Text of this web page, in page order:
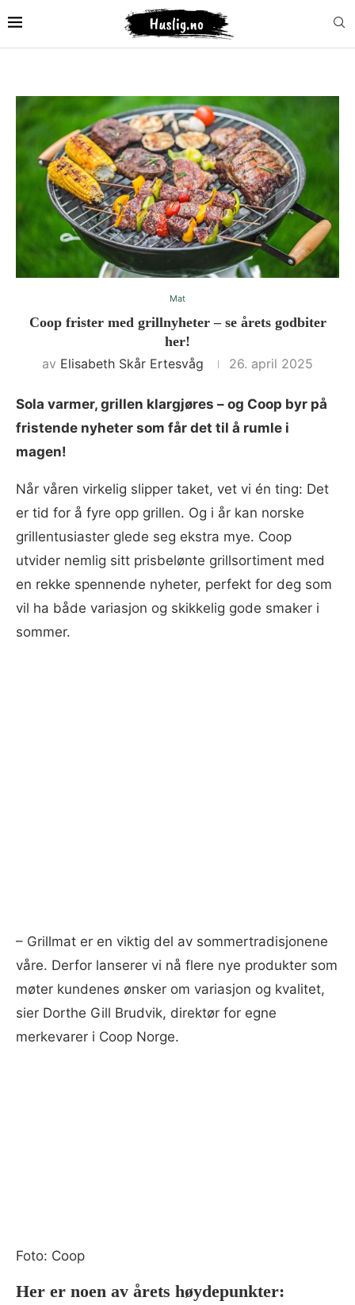
Mat
Coop frister med grillnyheter – se årets godbiter
her!
av Elisabeth Skår Ertesvåg 26. april 2025
Sola varmer, grillen klargjøres – og Coop byr på
fristende nyheter som får det til å rumle i
magen!
Når våren virkelig slipper taket, vet vi én ting: Det
er tid for å fyre opp grillen. Og i år kan norske
grillentusiaster glede seg ekstra mye. Coop
utvider nemlig sitt prisbelønte grillsortiment med
en rekke spennende nyheter, perfekt for deg som
vil ha både variasjon og skikkelig gode smaker i
sommer.
– Grillmat er en viktig del av sommertradisjonene
våre. Derfor lanserer vi nå flere nye produkter som
møter kundenes ønsker om variasjon og kvalitet,
sier Dorthe Gill Brudvik, direktør for egne
merkevarer i Coop Norge.
Foto: Coop
Her er noen av årets høydepunkter: